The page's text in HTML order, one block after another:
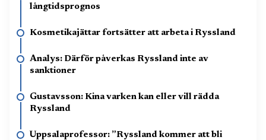
långtidsprognos
Kosmetikajättar fortsätter att arbeta i Ryssland
Analys: Därför påverkas Ryssland inte av
sanktioner
Gustavsson: Kina varken kan eller vill rädda
Ryssland
Uppsalaprofessor: ”Ryssland kommer att bli